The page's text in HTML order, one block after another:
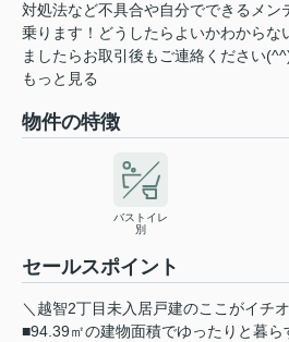
対処法など不具合や自分でできるメン
乗ります！どうしたらよいかわからな
ましたらお取引後もご連絡ください
もっと見る
物件の特徴
バストイレ
別
セールスポイント
＼越智2丁目未入居戸建のここがイチ
■94.39㎡の建物面積でゆったりと暮ら